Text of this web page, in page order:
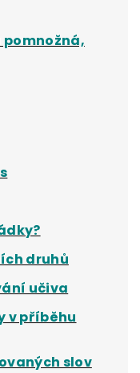
druhů
učiva
v příběhu
slov